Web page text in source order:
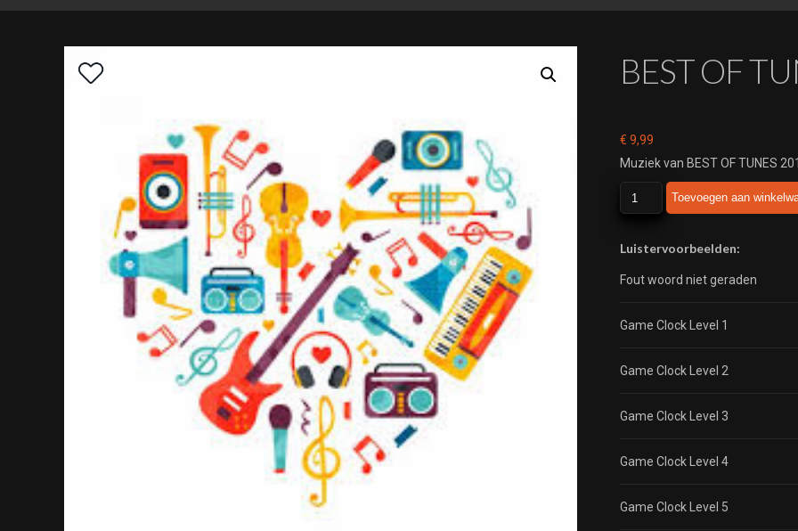
BEST OF
€ 9,99
Muziek van BEST OF TUNES
OF
2010
Toevoegen aan
Luistervoorbeelden:
Fout woord niet geraden
Game Clock Level 1
Game Clock Level 2
Game Clock Level 3
Game Clock Level 4
Game Clock Level 5